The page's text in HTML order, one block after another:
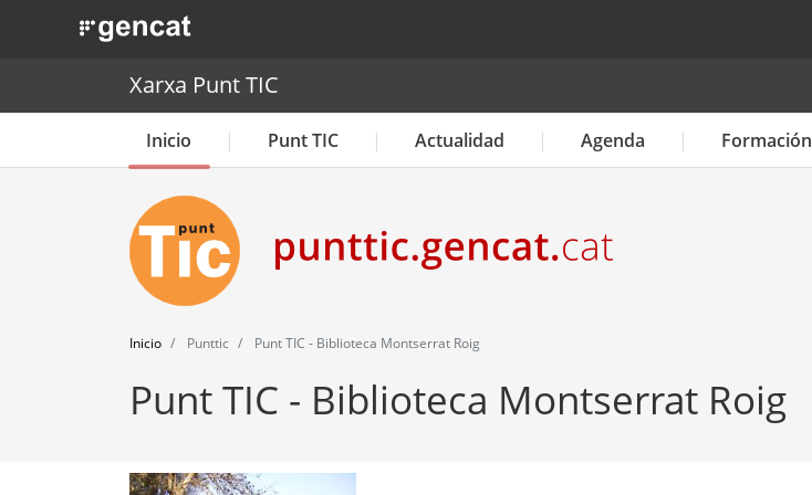
. Obre en una nova finestra.
Xarxa Punt TIC
Inicio Punt TIC Actualidad Agenda Formación
Inicio Punttic Punt TIC - Biblioteca Montserrat Roig
Punt TIC - Biblioteca Montserrat Roig